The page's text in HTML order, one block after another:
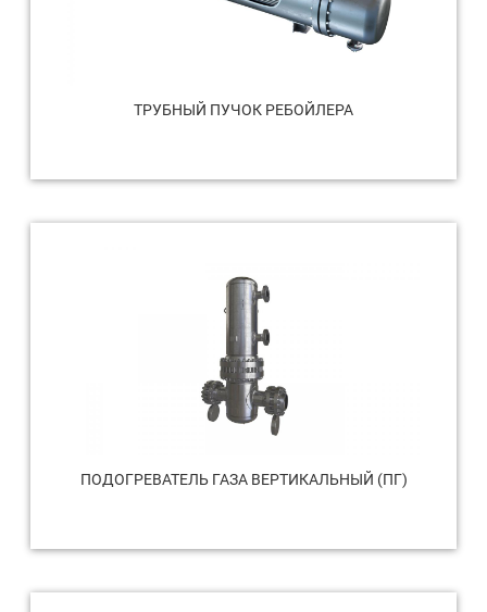
ТРУБНЫЙ ПУЧОК РЕБОЙЛЕРА
ПОДОГРЕВАТЕЛЬ ГАЗА ВЕРТИКАЛЬНЫЙ (ПГ)